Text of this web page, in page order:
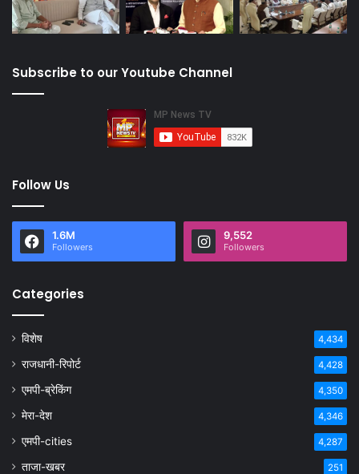
Subscribe to our Youtube Channel
Follow Us
1.6M
Followers
9,552
Followers
Categories
विशेष 4,434
राजधानी-रिपोर्ट 4,428
एमपी-ब्रेकिंग 4,350
मेरा-देश 4,346
एमपी-cities 4,287
ताजा-खबर 251